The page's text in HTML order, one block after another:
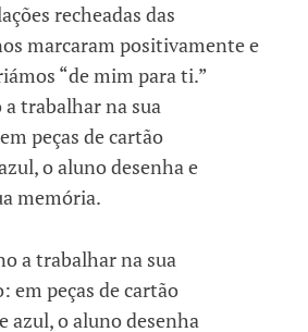
recheadas das
marcaram positivamente e
“de mim para ti.”